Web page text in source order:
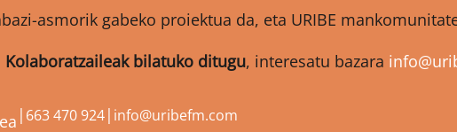
asmorik gabeko proiektua da, eta URIBE
Kolaboratzaileak bilatuko ditugu, interesatu bazara
| 663 470 924| info@uribefm.com